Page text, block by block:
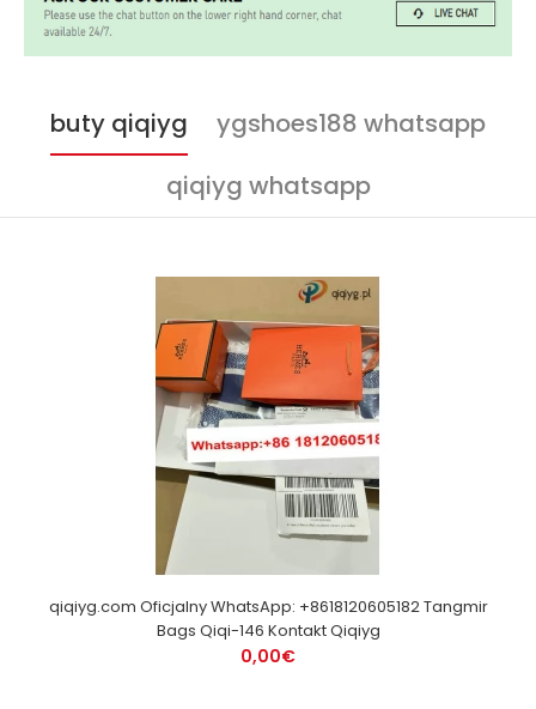
buty qiqiyg
ygshoes188 whatsapp
qiqiyg whatsapp
qiqiyg.com Oficjalny WhatsApp: +8618120605182 Tangmir
Bags Qiqi-146 Kontakt Qiqiyg
0,00€